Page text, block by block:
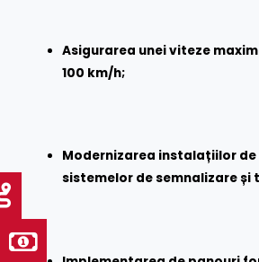
Asigurarea unei viteze
100 km/h;
Modernizarea instalațiilor
sistemelor de semnalizare